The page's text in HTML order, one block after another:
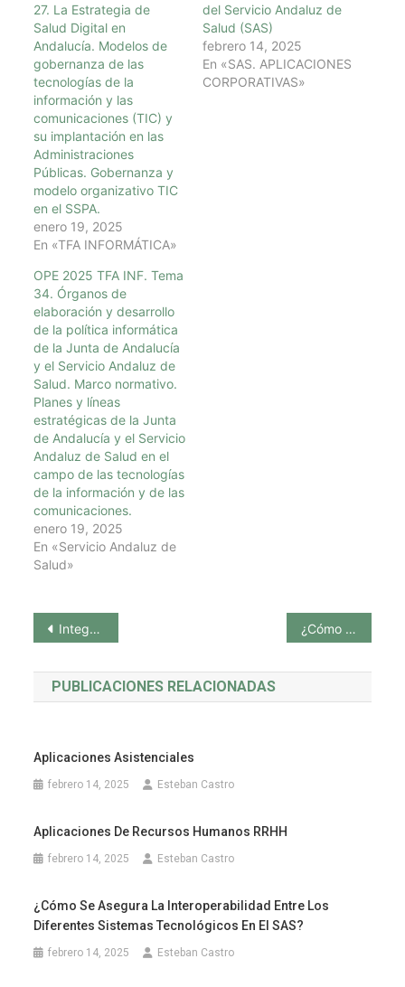
27. La Estrategia de
Salud Digital en
Andalucía. Modelos de
gobernanza de las
tecnologías de la
información y las
comunicaciones (TIC) y
su implantación en las
Administraciones
Públicas. Gobernanza y
modelo organizativo TIC
en el SSPA.
enero 19, 2025
En «TFA INFORMÁTICA»
del Servicio Andaluz de
Salud (SAS)
febrero 14, 2025
En «SAS. APLICACIONES
CORPORATIVAS»
OPE 2025 TFA INF. Tema
34. Órganos de
elaboración y desarrollo
de la política informática
de la Junta de Andalucía
y el Servicio Andaluz de
Salud. Marco normativo.
Planes y líneas
estratégicas de la Junta
de Andalucía y el Servicio
Andaluz de Salud en el
campo de las tecnologías
de la información y de las
comunicaciones.
enero 19, 2025
En «Servicio Andaluz de
Salud»
Navegación
de
entradas
Integración de las Aplicaciones Móviles de Salud en la App Salud Andalucía ¿Cómo se asegura la interoperabilidad entre los diferentes sistemas tecnológicos en el SAS?
PUBLICACIONES RELACIONADAS
Aplicaciones Asistenciales
febrero 14, 2025 Esteban Castro
Aplicaciones De Recursos Humanos RRHH
febrero 14, 2025 Esteban Castro
¿Cómo Se Asegura La Interoperabilidad Entre Los
Diferentes Sistemas Tecnológicos En El SAS?
febrero 14, 2025 Esteban Castro